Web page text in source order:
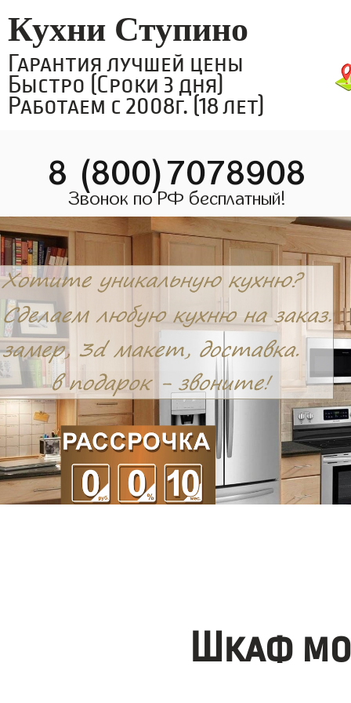
Кухни Ступино
Гарантия лучшей цены
Быстро (Сроки 3 дня)
Работаем с 2008г. (18 лет)
8 (800)7078908
Звонок по РФ бесплатный!
Шкаф